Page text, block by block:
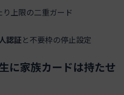
り上限の二重ガード
認証と不要枠の停止設定
に家族カードは持たせ